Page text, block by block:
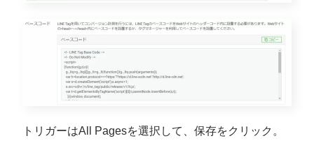
トリガーはAll Pagesを選択して、保存をクリック。